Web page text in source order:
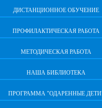
ДИСТАНЦИОННОЕ ОБУЧЕНИЕ
ПРОФИЛАКТИЧЕСКАЯ РАБОТА
МЕТОДИЧЕСКАЯ РАБОТА
НАША БИБЛИОТЕКА
ПРОГРАММА "ОДАРЕННЫЕ